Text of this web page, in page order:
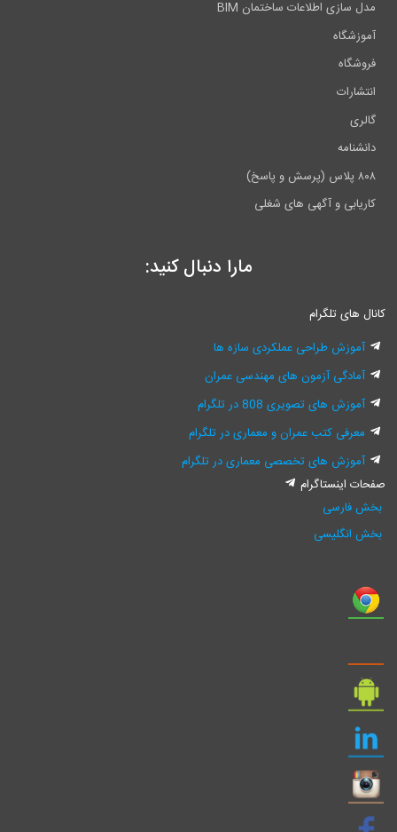
مدل سازی اطلاعات ساختمان BIM
آموزشگاه
فروشگاه
انتشارات
گالری
دانشنامه
۸۰۸ پلاس (پرسش و پاسخ)
کاریابی و آگهی های شغلی
مارا دنبال کنید:
کانال های تلگرام
آموزش طراحی عملکردی سازه ها
آمادگی آزمون های مهندسی عمران
آموزش های تصویری 808 در تلگرام
معرفی کتب عمران و معماری در تلگرام
آموزش های تخصصی معماری در تلگرام
صفحات اینستاگرام
بخش فارسی
بخش انگلیسی